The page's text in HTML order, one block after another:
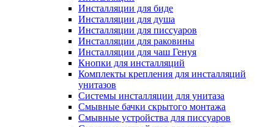
Инсталляции для биде
Инсталляции для душа
Инсталляции для писсуаров
Инсталляции для раковины
Инсталляции для чаш Генуя
Кнопки для инсталляций
Комплекты крепления для инсталляций
унитазов
Системы инсталляции для унитаза
Смывные бачки скрытого монтажа
Смывные устройства для писсуаров